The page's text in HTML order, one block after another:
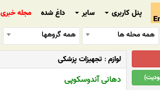
پنل کاربری سایر داغ شده مجله خبری
همه محله ها همه گروهها
لوازم:تجهیزات پزشکی
دهانی آندوسکوپی